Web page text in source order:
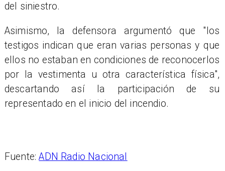
del siniestro.
Asimismo, la defensora argumentó que "los
testigos indican que eran varias personas y que
ellos no estaban en condiciones de reconocerlos
por la vestimenta u otra característica física",
descartando así la participación de su
representado en el inicio del incendio.
Fuente:ADN Radio Nacional